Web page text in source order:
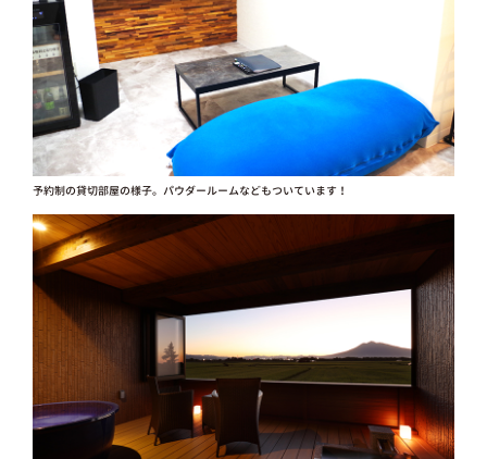
予約制の貸切部屋の様子。パウダールームなどもついています！